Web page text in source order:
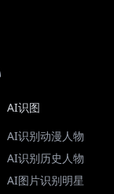
AI识图
AI识别动漫人物
AI识别历史人物
AI图片识别明星